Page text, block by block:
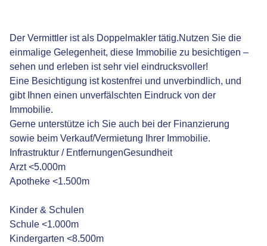
Der Vermittler ist als Doppelmakler tätig.Nutzen Sie die
einmalige Gelegenheit, diese Immobilie zu besichtigen –
sehen und erleben ist sehr viel eindrucksvoller!
Eine Besichtigung ist kostenfrei und unverbindlich, und
gibt Ihnen einen unverfälschten Eindruck von der
Immobilie.
Gerne unterstütze ich Sie auch bei der Finanzierung
sowie beim Verkauf/Vermietung Ihrer Immobilie.
Infrastruktur / EntfernungenGesundheit
Arzt <5.000m
Apotheke <1.500m
Kinder & Schulen
Schule <1.000m
Kindergarten <8.500m